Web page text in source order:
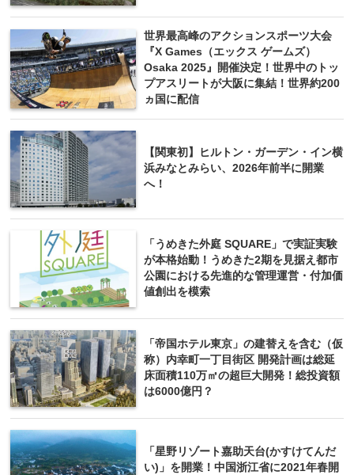
世界最高峰のアクションスポーツ大会
『X Games（エックス ゲームズ）
Osaka 2025』開催決定！世界中のトッ
プアスリートが大阪に集結！世界約200
ヵ国に配信
【関東初】ヒルトン・ガーデン・イン横
浜みなとみらい、2026年前半に開業
へ！
「うめきた外庭 SQUARE」で実証実験
が本格始動！うめきた2期を見据え都市
公園における先進的な管理運営・付加価
値創出を模索
「帝国ホテル東京」の建替えを含む（仮
称）内幸町一丁目街区 開発計画は総延
床面積110万㎡の超巨大開発！総投資額
は6000億円？
「星野リゾート嘉助天台(かすけてんだ
い)」を開業！中国浙江省に2021年春開